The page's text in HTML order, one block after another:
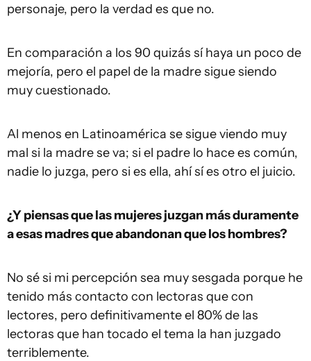
personaje, pero la verdad es que no.
En comparación a los 90 quizás sí haya un poco de
mejoría, pero el papel de la madre sigue siendo
muy cuestionado.
Al menos en Latinoamérica se sigue viendo muy
mal si la madre se va; si el padre lo hace es común,
nadie lo juzga, pero si es ella, ahí sí es otro el juicio.
¿Y piensas que las mujeres juzgan más duramente
a esas madres que abandonan que los hombres?
No sé si mi percepción sea muy sesgada porque he
tenido más contacto con lectoras que con
lectores, pero definitivamente el 80% de las
lectoras que han tocado el tema la han juzgado
terriblemente.